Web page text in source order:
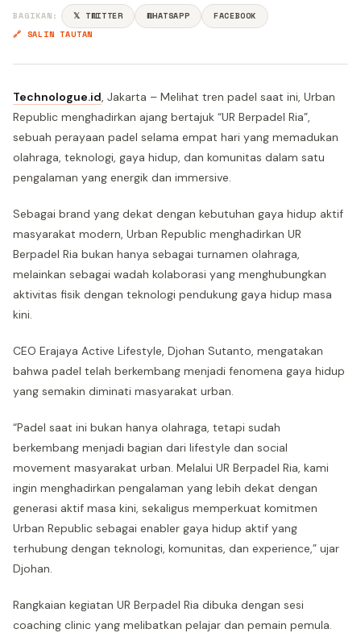
BAGIKAN: 𝕏 TWITTER WHATSAPP
FACEBOOK
🔗 SALIN TAUTAN
Technologue.id, Jakarta – Melihat tren padel saat ini, Urban
Republic menghadirkan ajang bertajuk “UR Berpadel Ria”,
sebuah perayaan padel selama empat hari yang memadukan
olahraga, teknologi, gaya hidup, dan komunitas dalam satu
pengalaman yang energik dan immersive.
Sebagai brand yang dekat dengan kebutuhan gaya hidup aktif
masyarakat modern, Urban Republic menghadirkan UR
Berpadel Ria bukan hanya sebagai turnamen olahraga,
melainkan sebagai wadah kolaborasi yang menghubungkan
aktivitas fisik dengan teknologi pendukung gaya hidup masa
kini.
CEO Erajaya Active Lifestyle, Djohan Sutanto, mengatakan
bahwa padel telah berkembang menjadi fenomena gaya hidup
yang semakin diminati masyarakat urban.
“Padel saat ini bukan hanya olahraga, tetapi sudah
berkembang menjadi bagian dari lifestyle dan social
movement masyarakat urban. Melalui UR Berpadel Ria, kami
ingin menghadirkan pengalaman yang lebih dekat dengan
generasi aktif masa kini, sekaligus memperkuat komitmen
Urban Republic sebagai enabler gaya hidup aktif yang
terhubung dengan teknologi, komunitas, dan experience,” ujar
Djohan.
Rangkaian kegiatan UR Berpadel Ria dibuka dengan sesi
coaching clinic yang melibatkan pelajar dan pemain pemula.